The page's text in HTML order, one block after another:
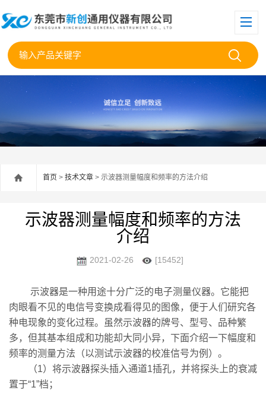
首页 > 技术文章 > 示波器测量幅度和频率的方法介绍
示波器测量幅度和频率的方法
介绍
2021-02-26 [15452]
示波器是一种用途十分广泛的电子测量仪器。它能把
肉眼看不见的电信号变换成看得见的图像，便于人们研究各
种电现象的变化过程。虽然示波器的牌号、型号、品种繁
多，但其基本组成和功能却大同小异，下面介绍一下幅度和
频率的测量方法（以测试示波器的校准信号为例）。
（1）将示波器探头插入通道1插孔，并将探头上的衰减
置于“1”档；